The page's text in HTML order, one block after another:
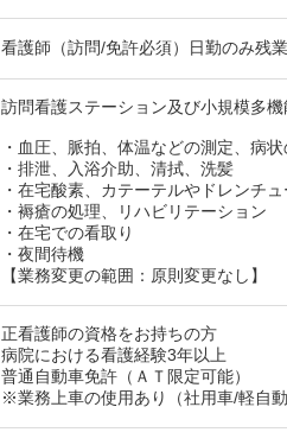
看護師（訪問/免許必須）日勤のみ残
訪問看護ステーション及び小規模多
・血圧、脈拍、体温などの測定、病
・排泄、入浴介助、清拭、洗髪
・在宅酸素、カテーテルやドレンチ
・褥瘡の処理、リハビリテーション
・在宅での看取り
・夜間待機
【業務変更の範囲：原則変更なし】
正看護師の資格をお持ちの方
病院における看護経験3年以上
普通自動車免許（ＡＴ限定可能）
※業務上車の使用あり（社用車/軽自動